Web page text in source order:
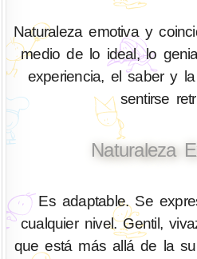
Naturaleza emotiva y
medio de lo ideal, lo
experiencia, el saber y
sentirse
Naturaleza
Es adaptable. Se
cualquier nivel. Gentil,
que está más allá de la